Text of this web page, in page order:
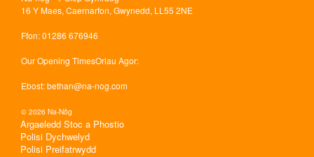
16 Y Maes, Caernarfon, Gwynedd, LL55 2NE
Ffon: 01286 676946
Our Opening TimesOriau Agor:
Ebost:bethan@na-nog.com
© 2026 Na-Nôg
Argaeledd Stoc a Phostio
Polisi Dychwelyd
Polisi Preifatrwydd